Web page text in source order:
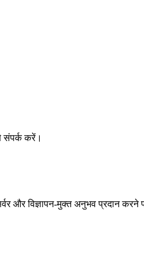
संपर्क करें।
और विज्ञापन-मुक्त अनुभव प्रदान